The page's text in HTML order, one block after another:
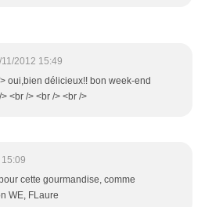
11/2012 15:49
oui,bien délicieux!! bon week-end
<br /> <br /> <br />
cette gourmandise, comme
WE, FLaure